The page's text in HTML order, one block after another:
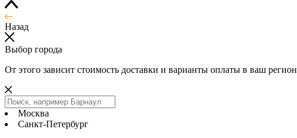
Назад
Выбор города
От этого зависит стоимость доставки и варианты оплаты в ваш регион
Москва
Санкт-Петербург